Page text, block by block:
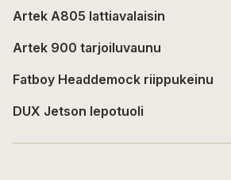
Artek A805 lattiavalaisin
Artek 900 tarjoiluvaunu
Fatboy Headdemock riippukeinu
DUX Jetson lepotuoli